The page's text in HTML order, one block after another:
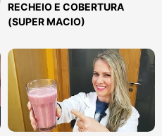
RECHEIO E COBERTURA
(SUPER MACIO)